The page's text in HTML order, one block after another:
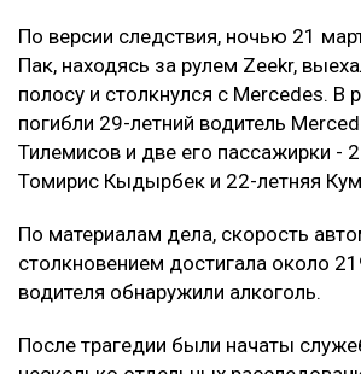
По версии следствия, ночью 21
Пак, находясь за рулем Zeekr,
полосу и столкнулся с Mercedes. В
погибли 29-летний водитель
Тилемисов и две его пассажирки -
Томирис Кыдырбек и 22-летняя
По материалам дела, скорость
столкновением достигала около
водителя обнаружили алкоголь.
После трагедии были начаты